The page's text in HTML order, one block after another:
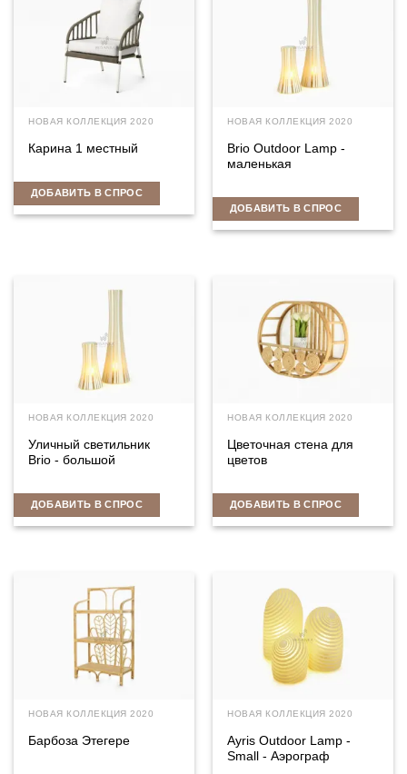
НОВАЯ КОЛЛЕКЦИЯ 2020
Карина 1 местный
ДОБАВИТЬ В СПРОС
НОВАЯ КОЛЛЕКЦИЯ 2020
Brio Outdoor Lamp -
маленькая
ДОБАВИТЬ В СПРОС
НОВАЯ КОЛЛЕКЦИЯ 2020
Уличный светильник
Brio - большой
ДОБАВИТЬ В СПРОС
НОВАЯ КОЛЛЕКЦИЯ 2020
Цветочная стена для
цветов
ДОБАВИТЬ В СПРОС
НОВАЯ КОЛЛЕКЦИЯ 2020
Барбоза Этегере
НОВАЯ КОЛЛЕКЦИЯ 2020
Ayris Outdoor Lamp -
Small - Аэрограф